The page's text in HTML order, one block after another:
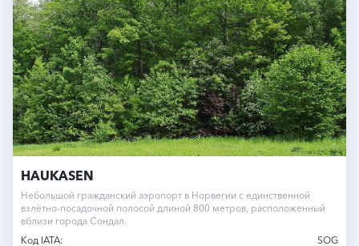
HAUKASEN
Небольшой гражданский аэропорт в Норвегии с единственной
взлётно-посадочной полосой длиной 800 метров, расположенный
вблизи города Сондал.
Код IATA:
SOG